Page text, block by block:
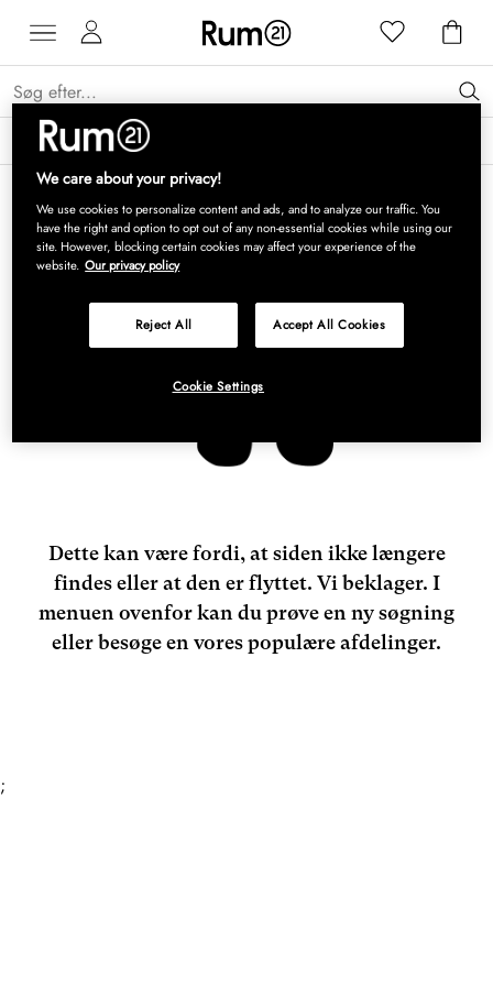
Få 15 % på Grythyttan Stålmöbler* →
Dette kan være fordi, at siden ikke længere
findes eller at den er flyttet. Vi beklager. I
menuen ovenfor kan du prøve en ny søgning
eller besøge en vores populære afdelinger.
;
We care about your privacy!
We use cookies to personalize content and ads, and to analyze our traffic. You
have the right and option to opt out of any non-essential cookies while using our
site. However, blocking certain cookies may affect your experience of the
website. Our privacy policy
Reject All Accept All Cookies
Cookie Settings